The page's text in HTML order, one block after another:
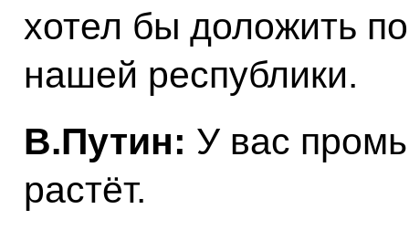
хотел бы доложить
нашей республики.
В.Путин: У вас
растёт.